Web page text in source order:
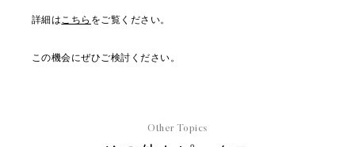
詳細はこちら をご覧ください。
この機会にぜひご検討ください。
Other Topics